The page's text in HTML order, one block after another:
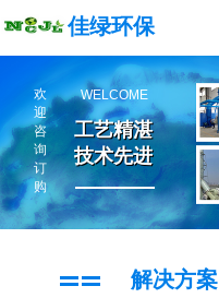
佳绿环保
欢
迎
咨
询
订
购
WELCOME
工艺精湛
技术先进
工艺精湛
技术先进
解决方案